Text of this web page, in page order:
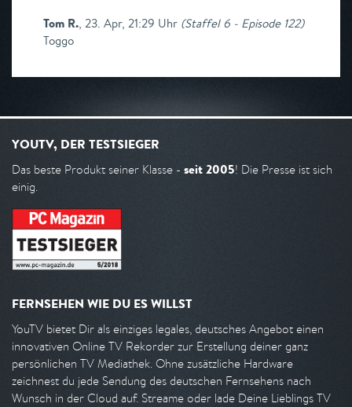
Tom R., 23. Apr, 21:29 Uhr (Staffel 6 - Episode 122)
Toggo
YOUTV, DER TESTSIEGER
Das beste Produkt seiner Klasse - seit 2005! Die Presse ist sich
einig.
FERNSEHEN WIE DU ES WILLST
YouTV bietet Dir als einziges legales, deutsches Angebot einen
innovativen Online TV Rekorder zur Erstellung deiner ganz
persönlichen TV Mediathek. Ohne zusätzliche Hardware
zeichnest du jede Sendung des deutschen Fernsehens nach
Wunsch in der Cloud auf. Streame oder lade Deine Lieblings TV